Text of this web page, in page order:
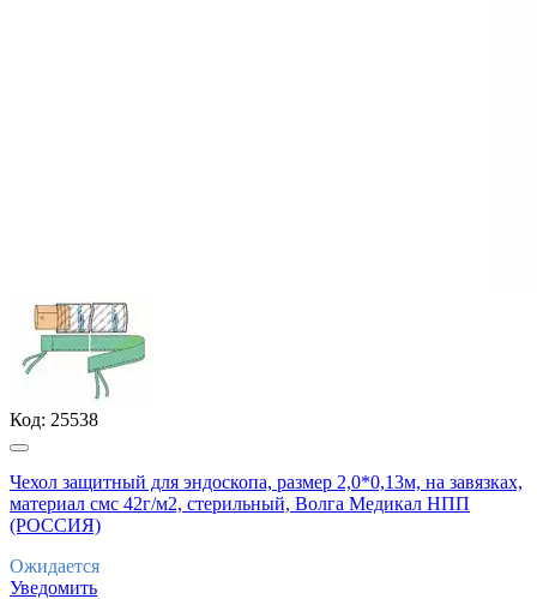
Код: 25538
Чехол защитный для эндоскопа, размер 2,0*0,13м, на завязках,
материал смс 42г/м2, стерильный, Волга Медикал НПП
(РОССИЯ)
Ожидается
Уведомить